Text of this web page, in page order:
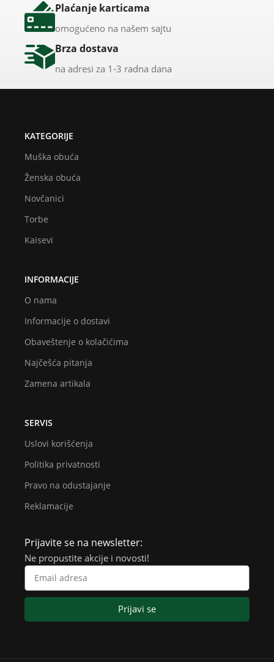
Plaćanje karticama
omogućeno na našem sajtu
Brza dostava
na adresi za 1-3 radna dana
KATEGORIJE
Muška obuća
Ženska obuća
Novčanici
Torbe
Kaisevi
INFORMACIJE
O nama
Informacije o dostavi
Obaveštenje o kolačićima
Najčešća pitanja
Zamena artikala
SERVIS
Uslovi korišćenja
Politika privatnosti
Pravo na odustajanje
Reklamacije
Prijavite se na newsletter:
Ne propustite akcije i novosti!
Prijavi se